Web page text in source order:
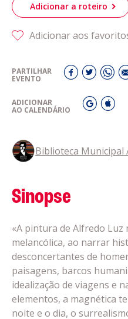
Adicionar a roteiro
Adicionar aos
PARTILHAR
EVENTO
ADICIONAR
AO CALENDÁRIO
Biblioteca Municipal
Sinopse
«A pintura de Alfredo
melancólica, ao narrar
desconcertantes de
paisagens, barcos
idealização de viagens e
elementos, a magnética
noite e o dia, o